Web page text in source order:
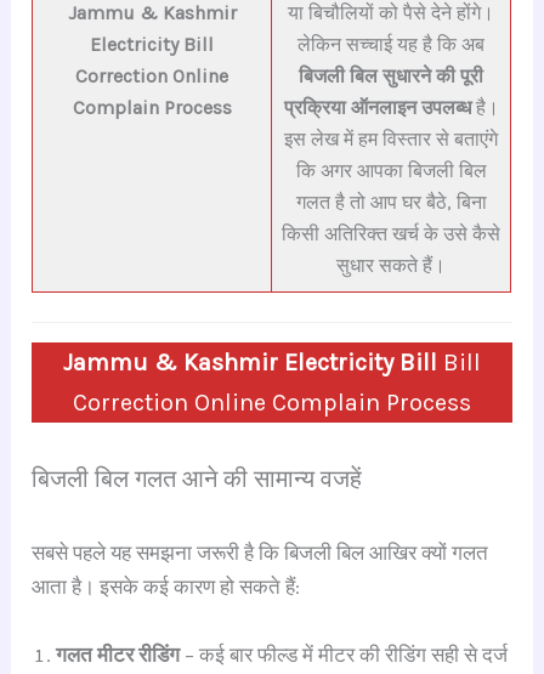
Jammu & Kashmir
Electricity Bill
Correction Online
Complain Process
या बिचौलियों को पैसे देने होंगे।
लेकिन सच्चाई यह है कि अब
बिजली बिल सुधारने की पूरी
प्रक्रिया ऑनलाइन उपलब्धहै।
इस लेख में हम विस्तार से बताएंगे
कि अगर आपका बिजली बिल
गलत है तो आप घर बैठे, बिना
किसी अतिरिक्त खर्च के उसे कैसे
सुधार सकते हैं।
Jammu & Kashmir Electricity Bill Bill
Correction Online Complain Process
बिजली बिल गलत आने की सामान्य वजहें
सबसे पहले यह समझना जरूरी है कि बिजली बिल आखिर क्यों गलत
आता है। इसके कई कारण हो सकते हैं:
गलत मीटर रीडिंग– कई बार फील्ड में मीटर की रीडिंग सही से दर्ज